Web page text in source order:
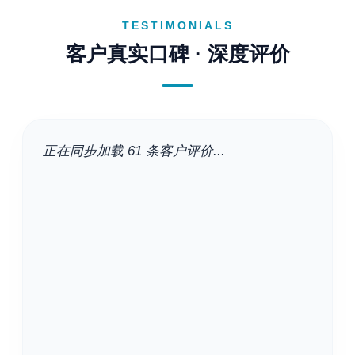
TESTIMONIALS
客户真实口碑 · 深度评价
正在同步加载 61 条客户评价...